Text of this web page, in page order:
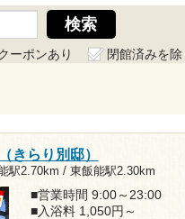
ーポンあり
閉館済みを除
きらり別邸）
駅2.70km / 東飯能駅2.30km
■営業時間 9:00～23:00
■入浴料 1,050円～